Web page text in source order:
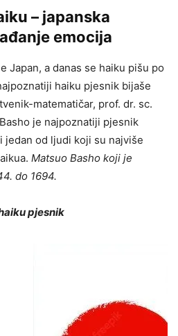
– japanska
emocija
Japan, a danas se haiku pišu po
haiku pjesnik bijaše
matematičar, prof. dr. sc.
je najpoznatiji pjesnik
jedan od ljudi koji su najviše
Matsuo Basho koji je
do 1694.
pjesnik